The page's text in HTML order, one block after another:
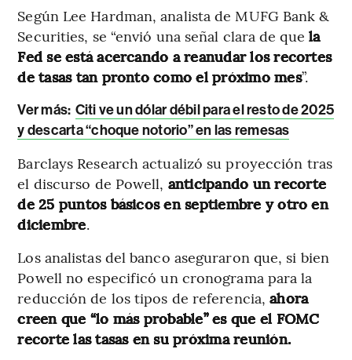
Según Lee Hardman, analista de MUFG Bank &
Securities, se “envió una señal clara de que la
Fed se está acercando a reanudar los recortes
de tasas tan pronto como el próximo mes”.
Ver más: Citi ve un dólar débil para el resto de 2025
y descarta “choque notorio” en las remesas
Barclays Research actualizó su proyección tras
el discurso de Powell, anticipando un recorte
de 25 puntos básicos en septiembre y otro en
diciembre.
Los analistas del banco aseguraron que, si bien
Powell no especificó un cronograma para la
reducción de los tipos de referencia,ahora
creen que “lo más probable” es que el FOMC
recorte las tasas en su próxima reunión.